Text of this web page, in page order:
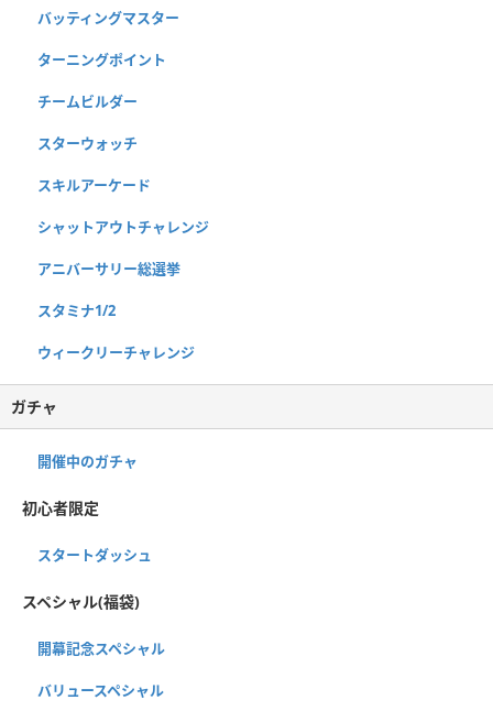
バッティングマスター
ターニングポイント
チームビルダー
スターウォッチ
スキルアーケード
シャットアウトチャレンジ
アニバーサリー総選挙
スタミナ1/2
ウィークリーチャレンジ
ガチャ
開催中のガチャ
初心者限定
スタートダッシュ
スペシャル(福袋)
開幕記念スペシャル
バリュースペシャル